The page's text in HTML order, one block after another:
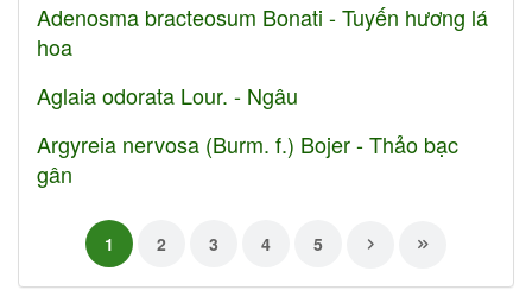
Adenosma bracteosum Bonati - Tuyến hương lá
hoa
Aglaia odorata Lour. - Ngâu
Argyreia nervosa (Burm. f.) Bojer - Thảo bạc
gân
1 2 3 4 5